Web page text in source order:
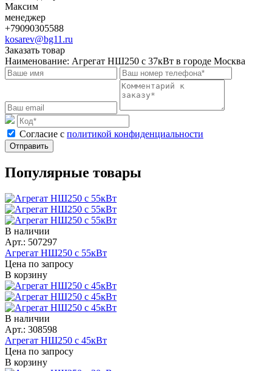
Максим
менеджер
+79090305588
kosarev@bg11.ru
Заказать товар
Наименование: Агрегат НШ250 с 37кВт в городе Москва
Cогласие с политикой конфиденциальности
Отправить
Популярные товары
В наличии
Арт.: 507297
Агрегат НШ250 с 55кВт
Цена по запросу
В корзину
В наличии
Арт.: 308598
Агрегат НШ250 с 45кВт
Цена по запросу
В корзину